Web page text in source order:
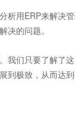
用ERP来解决
的问题。
们只要了解了
极致，从而达到